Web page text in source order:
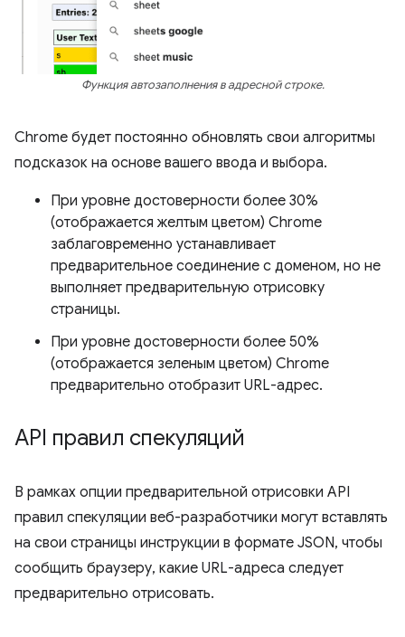
Функция автозаполнения в адресной строке.
Chrome будет постоянно обновлять свои алгоритмы
подсказок на основе вашего ввода и выбора.
При уровне достоверности более 30%
(отображается желтым цветом) Chrome
заблаговременно устанавливает
предварительное соединение с доменом, но не
выполняет предварительную отрисовку
страницы.
При уровне достоверности более 50%
(отображается зеленым цветом) Chrome
предварительно отобразит URL-адрес.
API правил спекуляций
В рамках опции предварительной отрисовки API
правил спекуляции веб-разработчики могут вставлять
на свои страницы инструкции в формате JSON, чтобы
сообщить браузеру, какие URL-адреса следует
предварительно отрисовать.